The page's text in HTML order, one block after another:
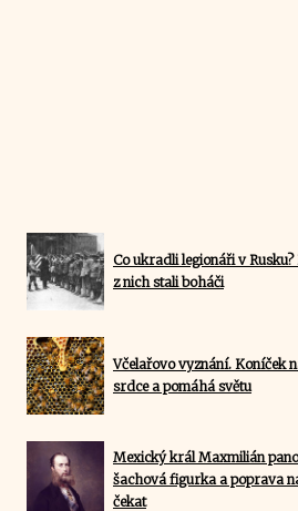
Co ukradli legionáři v
z nich stali boháči
Včelařovo vyznání. Koníček
srdce a pomáhá světu
Mexický král Maxmilián
šachová figurka a poprava
čekat